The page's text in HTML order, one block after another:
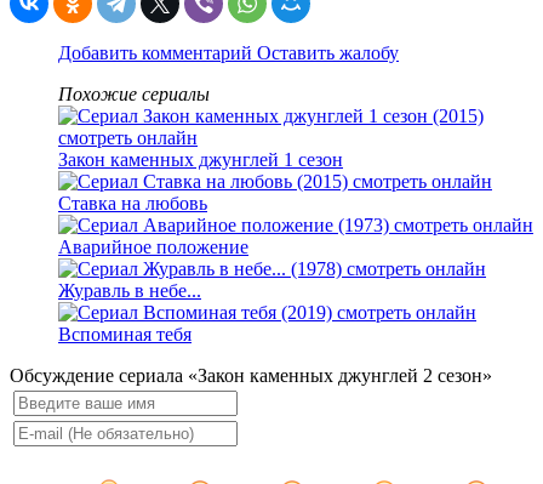
Добавить комментарий Оставить жалобу
Похожие сериалы
Закон каменных джунглей 1 сезон
Ставка на любовь
Аварийное положение
Журавль в небе...
Вспоминая тебя
Обсуждение сериала «Закон каменных джунглей 2 сезон»